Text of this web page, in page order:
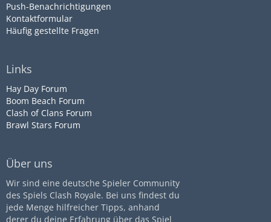
Push-Benachrichtigungen
Kontaktformular
Häufig gestellte Fragen
Links
Hay Day Forum
Boom Beach Forum
Clash of Clans Forum
Brawl Stars Forum
Über uns
Wir sind eine deutsche Spieler Community
des Spiels Clash Royale. Bei uns findest du
jede Menge hilfreicher Tipps, anhand
derer du deine Erfahrung über das Spiel